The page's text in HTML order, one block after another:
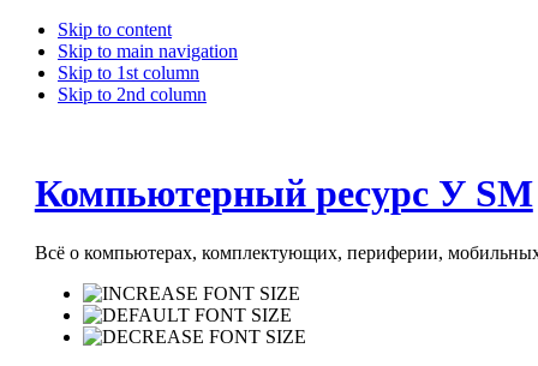
Skip to content
Skip to main navigation
Skip to 1st column
Skip to 2nd column
Компьютерный ресурс У SM
Всё о компьютерах, комплектующих, периферии, мобильных